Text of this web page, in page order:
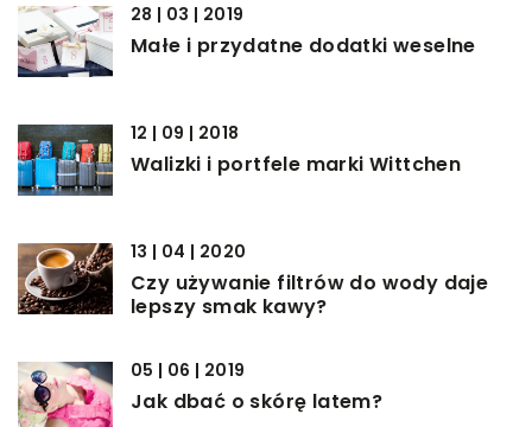
28 | 03 | 2019
Małe i przydatne dodatki weselne
12 | 09 | 2018
Walizki i portfele marki Wittchen
13 | 04 | 2020
Czy używanie filtrów do wody daje
lepszy smak kawy?
05 | 06 | 2019
Jak dbać o skórę latem?